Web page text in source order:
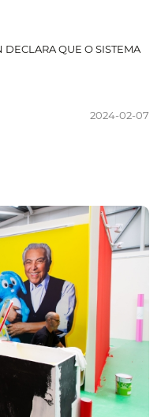
DECLARA QUE O SISTEMA
2024-02-07